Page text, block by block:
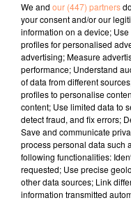
l'horoscope
Bélier
We and our (447) partners
your consent and/or our
information on a device;
profiles for personalised
advertising; Measure
performance; Understand
of data from different
profiles to personalise
content; Use limited data to
detect fraud, and fix errors;
Save and communicate
process personal data such
following functionalities:
requested; Use precise
other data sources; Link
information transmitted